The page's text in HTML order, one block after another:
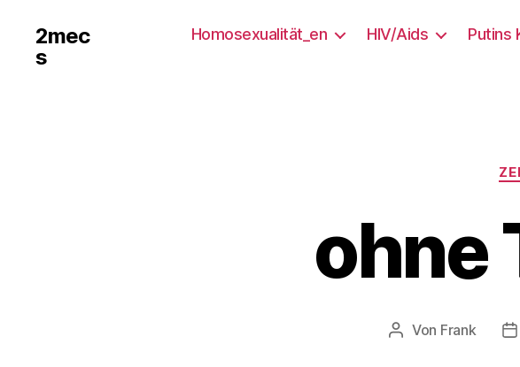
2mec
s
Homosexualität_en HIV/Aids Putins
ohne
Beitragsautor
Von Frank